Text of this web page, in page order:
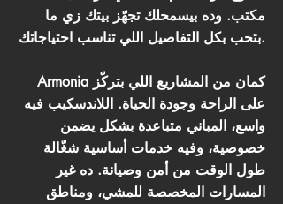
مكتب. وده بيسمحلك تجهّز بيتك زي ما
بتحب بكل التفاصيل اللي تناسب احتياجاتك.
Armonia كمان من المشاريع اللي بتركّز
على الراحة وجودة الحياة. اللاندسكيب فيه
واسع، المباني متباعدة بشكل يضمن
خصوصية، وفيه خدمات أساسية شغّالة
طول الوقت من أمن وصيانة. ده غير
المسارات المخصصة للمشي، ومناطق